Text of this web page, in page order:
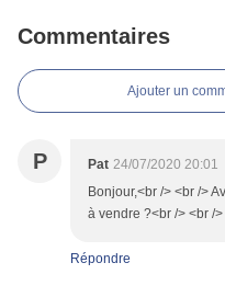
Commentaires
Ajouter un
P Pat 24/07/2020 20:01
Bonjour,<br /> <br />
à vendre ?<br /> <br />
Répondre